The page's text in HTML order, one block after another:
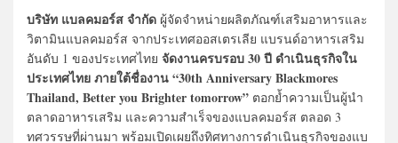
บริษัท แบลคมอร์ส จำกัด ผู้จัดจำหน่ายผลิตภัณฑ์เสริมอาหารและ
วิตามินแบลคมอร์ส จากประเทศออสเตรเลีย แบรนด์อาหารเสริม
อันดับ 1 ของประเทศไทย จัดงานครบรอบ 30 ปี ดำเนินธุรกิจใน
ประเทศไทย ภายใต้ชื่องาน “30th Anniversary Blackmores
Thailand, Better you Brighter tomorrow” ตอกย้ำความเป็นผู้นำ
ตลาดอาหารเสริม และความสำเร็จของแบลคมอร์ส ตลอด 3
ทศวรรษที่ผ่านมา พร้อมเปิดเผยถึงทิศทางการดำเนินธุรกิจของแบ